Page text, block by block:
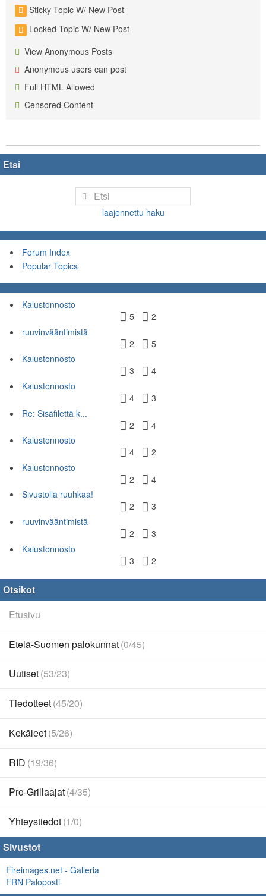
Sticky Topic W/ New Post
Locked Topic W/ New Post
View Anonymous Posts
Anonymous users can post
Full HTML Allowed
Censored Content
Etsi
laajennettu haku
Forum Index
Popular Topics
Kalustonnosto
5
2
ruuvinvääntimistä
2
5
Kalustonnosto
3
4
Kalustonnosto
4
3
Re: Sisäfilettä k...
2
4
Kalustonnosto
4
2
Kalustonnosto
2
4
Sivustolla ruuhkaa!
2
3
ruuvinvääntimistä
2
3
Kalustonnosto
3
2
Otsikot
Etusivu
Etelä-Suomen palokunnat(0/45)
Uutiset(53/23)
Tiedotteet(45/20)
Kekäleet(5/26)
RID (19/36)
Pro-Grillaajat(4/35)
Yhteystiedot(1/0)
Sivustot
Fireimages.net - Galleria
FRN Paloposti